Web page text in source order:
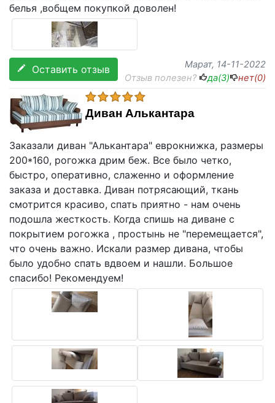
белья ,вобщем покупкой доволен!
Оставить отзыв Марат, 14-11-2022
Отзыв полезен?
да(3) нет(0)
Диван Алькантара
Заказали диван "Алькантара" еврокнижка, размеры
200*160, рогожка дрим беж. Все было четко,
быстро, оперативно, слаженно и оформление
заказа и доставка. Диван потрясающий, ткань
смотрится красиво, спать приятно - нам очень
подошла жесткость. Когда спишь на диване с
покрытием рогожка , простынь не "перемещается",
что очень важно. Искали размер дивана, чтобы
было удобно спать вдвоем и нашли. Большое
спасибо! Рекомендуем!